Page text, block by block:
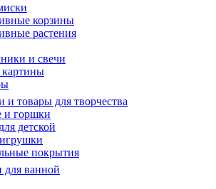
корзины
растения
и свечи
товары для творчества
и горшки
детской
покрытия
для ванной